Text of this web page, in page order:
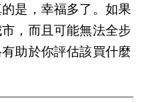
是，幸福多了。如果
，而且可能無法全步
助於你評估該買什麼